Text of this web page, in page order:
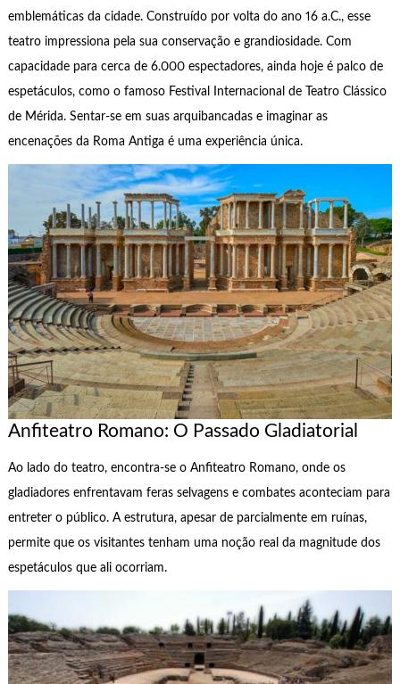
emblemáticas da cidade. Construído por volta do ano 16 a.C., esse
teatro impressiona pela sua conservação e grandiosidade. Com
capacidade para cerca de 6.000 espectadores, ainda hoje é palco de
espetáculos, como o famoso Festival Internacional de Teatro Clássico
de Mérida. Sentar-se em suas arquibancadas e imaginar as
encenações da Roma Antiga é uma experiência única.
Anfiteatro Romano: O Passado Gladiatorial
Ao lado do teatro, encontra-se o Anfiteatro Romano, onde os
gladiadores enfrentavam feras selvagens e combates aconteciam para
entreter o público. A estrutura, apesar de parcialmente em ruínas,
permite que os visitantes tenham uma noção real da magnitude dos
espetáculos que ali ocorriam.